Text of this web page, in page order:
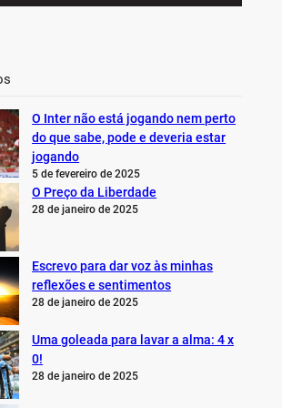
O Inter não está jogando nem perto
do que sabe, pode e deveria estar
jogando
5 de fevereiro de 2025
O Preço da Liberdade
28 de janeiro de 2025
Escrevo para dar voz às minhas
reflexões e sentimentos
28 de janeiro de 2025
Uma goleada para lavar a alma: 4 x
0!
28 de janeiro de 2025